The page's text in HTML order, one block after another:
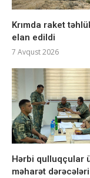
Krımda raket
elan edildi
7 Avqust 2026
Hərbi qulluqçular
məharət